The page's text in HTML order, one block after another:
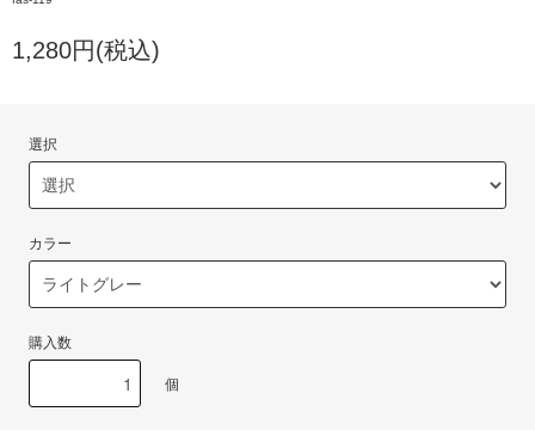
1,280円(税込)
選択
カラー
購入数
個